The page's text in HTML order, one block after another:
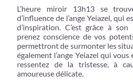
L’heure miroir 13h13 se
d’influence de l’ange Yeiazel, qui
d’inspiration. C’est grâce à
prenez conscience de vos
permettront de surmonter les
également l’ange Yeiazel qui
ressentez de la tristesse, à
amoureuse délicate.